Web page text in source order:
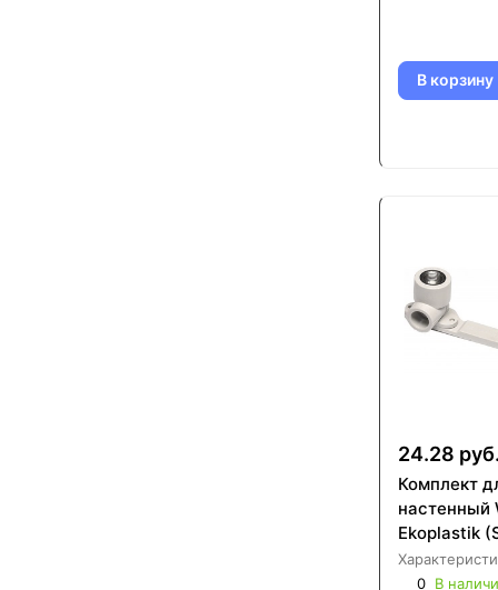
В корзину
24.28 руб.
Комплект
настенный
Ekoplastik
0 В